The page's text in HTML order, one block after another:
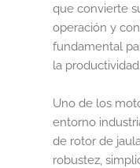
Política de Privacidad y
PREGUNTAS
Sumate a la comunidad
Sumate al sorteo
que convierte
operación y
fundamental
la productividad.
Uno de los
entorno
de rotor de
robustez,